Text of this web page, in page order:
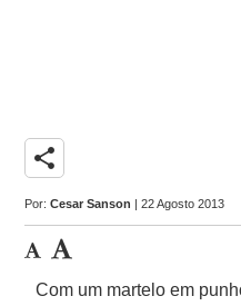
share
Por:Cesar Sanson | 22 Agosto 2013
Com um martelo em